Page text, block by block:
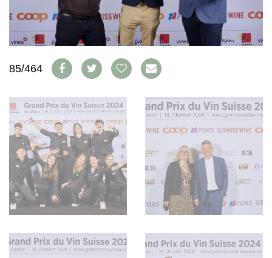
ABO
AUSGABE
ARCHIV
VORTEILSWELT
BÜCHER
WEINSZENE
PORTRAITS
VINOPHILES
ANMELDEN
AWARDS
GEWINNSPIELE
VORTEILSWELT
TRINKREIFETABELLE
ABO
WEINSUCHE
NEWSLETTER
WINE TRADE CLUB
REDAKTION
JOBS
WERBUNG
IMPRESSUM
AGB & DATENSCHUTZ
85/464